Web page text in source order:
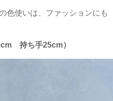
色使いは、ファッションにも
持ち手25cm）